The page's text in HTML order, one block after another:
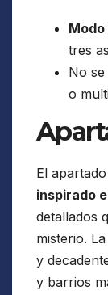
tres
No
o
El
inspirado
detallados
misterio.
y
y barrios